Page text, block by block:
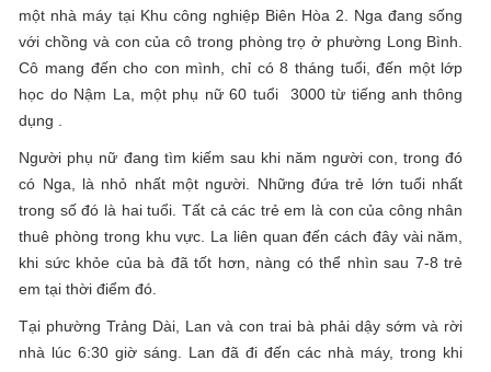
một nhà máy tại Khu công nghiệp Biên Hòa 2. Nga đang sống
với chồng và con của cô trong phòng trọ ở phường Long Bình.
Cô mang đến cho con mình, chỉ có 8 tháng tuổi, đến một lớp
học do Nậm La, một phụ nữ 60 tuổi 3000 từ tiếng anh thông
dụng .
Người phụ nữ đang tìm kiếm sau khi năm người con, trong đó
có Nga, là nhỏ nhất một người. Những đứa trẻ lớn tuổi nhất
trong số đó là hai tuổi. Tất cả các trẻ em là con của công nhân
thuê phòng trong khu vực. La liên quan đến cách đây vài năm,
khi sức khỏe của bà đã tốt hơn, nàng có thể nhìn sau 7-8 trẻ
em tại thời điểm đó.
Tại phường Trảng Dài, Lan và con trai bà phải dậy sớm và rời
nhà lúc 6:30 giờ sáng. Lan đã đi đến các nhà máy, trong khi